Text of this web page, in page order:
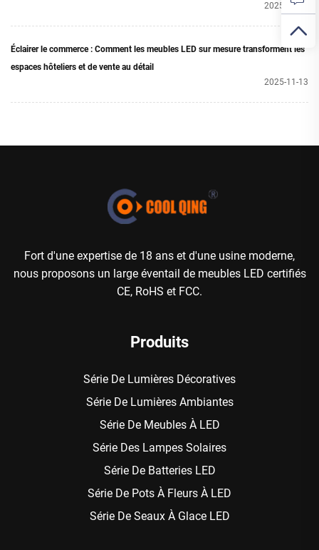
2025-11-06
Éclairer le commerce : Comment les meubles LED sur mesure transforment les
espaces hôteliers et de vente au détail
2025-11-13
Fort d'une expertise de 18 ans et d'une usine moderne,
nous proposons un large éventail de meubles LED certifiés
CE, RoHS et FCC.
Produits
Série De Lumières Décoratives
Série De Lumières Ambiantes
Série De Meubles À LED
Série Des Lampes Solaires
Série De Batteries LED
Série De Pots À Fleurs À LED
Série De Seaux À Glace LED